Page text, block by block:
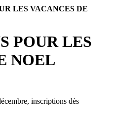
LES VACANCES DE
POUR LES
NOEL
inscriptions dès